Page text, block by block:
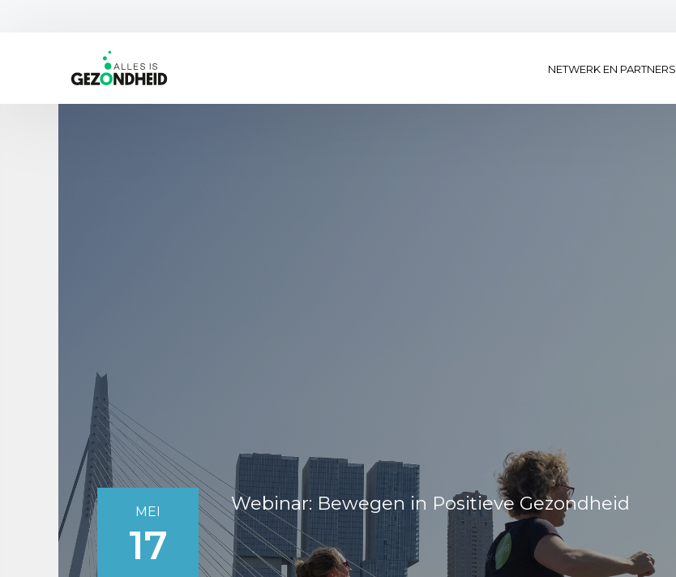
NETWERK EN PARTNERS
MEI
17
Webinar: Bewegen in Positieve Gezondheid